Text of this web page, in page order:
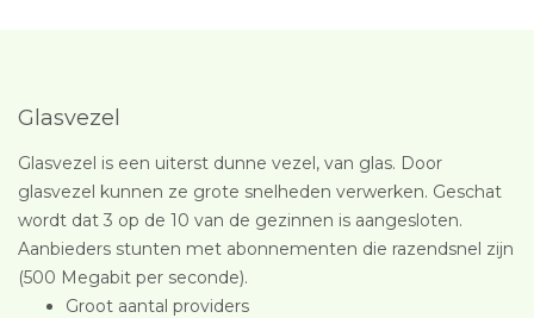
Glasvezel
Glasvezel is een uiterst dunne vezel, van glas. Door
glasvezel kunnen ze grote snelheden verwerken. Geschat
wordt dat 3 op de 10 van de gezinnen is aangesloten.
Aanbieders stunten met abonnementen die razendsnel zijn
(500 Megabit per seconde).
Groot aantal providers